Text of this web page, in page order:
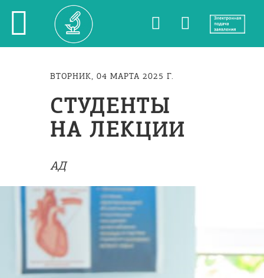
ВТОРНИК, 04 МАРТА 2025 Г.
СТУДЕНТЫ
НА ЛЕКЦИИ
АД